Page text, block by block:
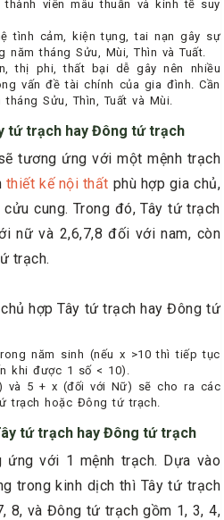
viên mâu thuẫn và kinh tế suy
tình cảm, kiện tụng, tai nạn gây sự
năm tháng Sửu, Mùi, Thìn và Tuất.
thị phi, thất bại dễ gây nên nhiều
vấn đề tài chính của gia đình. Cần
Sửu, Thìn, Tuất và Mùi.
tứ trạch hay Đông tứ trạch
tương ứng với một mệnh trạch
thiết kế nội thất phù hợp gia chủ,
cung. Trong đó, Tây tứ trạch
nữ và 2,6,7,8 đối với nam, còn
trạch.
hợp Tây tứ trạch hay Đông tứ
năm sinh (nếu x >10 thì tiếp tục
khi được 1 số < 10).
và 5 + x (đối với Nữ) sẽ cho ra các
trạch hoặc Đông tứ trạch.
tứ trạch hay Đông tứ trạch
với 1 mệnh trạch. Dựa vào
trong kinh dịch thì Tây tứ trạch
8, và Đông tứ trạch gồm 1, 3, 4,